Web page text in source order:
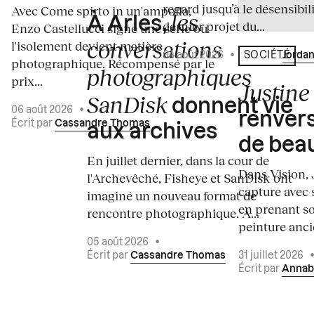
Avec Come spirto in un'ampolla,
Enzo Castellucci signe une série où
l'isolement devient matière
photographique. Récompensé par le
prix...
06 août 2026
•
Écrit par Cassandre Thomas
À Arles,les
conversations
photographiques
SanDisk donnent vie
aux archives
En juillet dernier, dans la cour de
l'Archevêché, Fisheye et SanDisk ont
imaginé un nouveau format de
rencontre photographique. À...
05 août 2026
•
Écrit par Cassandre Thomas
regard jusqu’à le
dernier projet du...
04 août 2026 • Écrit par
SOCIÉTÉ
de
Dans
capture avec
en prenant
peinture
31 juillet 2026
Écrit par